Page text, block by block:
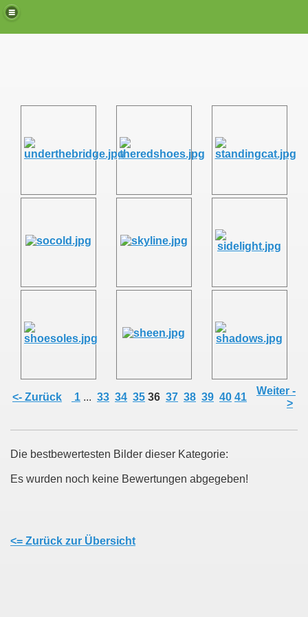
<- Zurück 1 ... 33 34 35 36 37 38 39 40 41
Weiter -
>
Die bestbewertesten Bilder dieser Kategorie:
Es wurden noch keine Bewertungen abgegeben!
<= Zurück zur Übersicht